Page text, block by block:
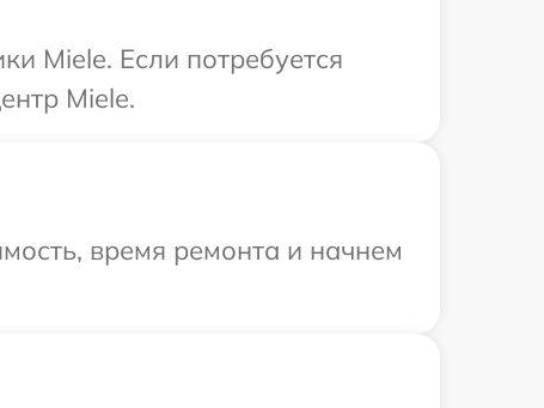
Miele. Если потребуется
Miele.
время ремонта и начнем